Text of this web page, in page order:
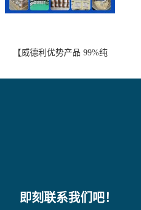
【威德利优势产品 99%纯
即刻联系我们吧！